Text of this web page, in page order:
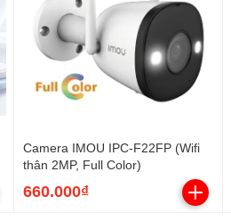
Camera IMOU IPC-F22FP (Wifi
thân 2MP, Full Color)
660.000₫